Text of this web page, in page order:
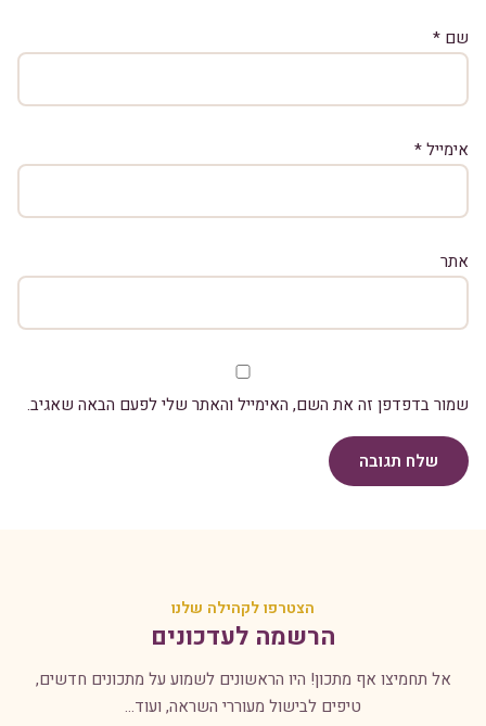
שם *
אימייל*
אתר
שמור בדפדפן זה את השם, האימייל והאתר שלי לפעם הבאה שאגיב.
שלח תגובה
הצטרפו לקהילה שלנו
הרשמה לעדכונים
אל תחמיצו אף מתכון! היו הראשונים לשמוע על מתכונים חדשים,
טיפים לבישול מעוררי השראה, ועוד...